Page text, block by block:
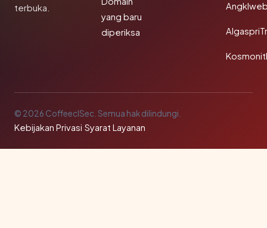
terbuka.
yang baru
diperiksa
© 2026 CoffeeclSec. Semua hak dilindungi.
Kebijakan Privasi·Syarat Layanan